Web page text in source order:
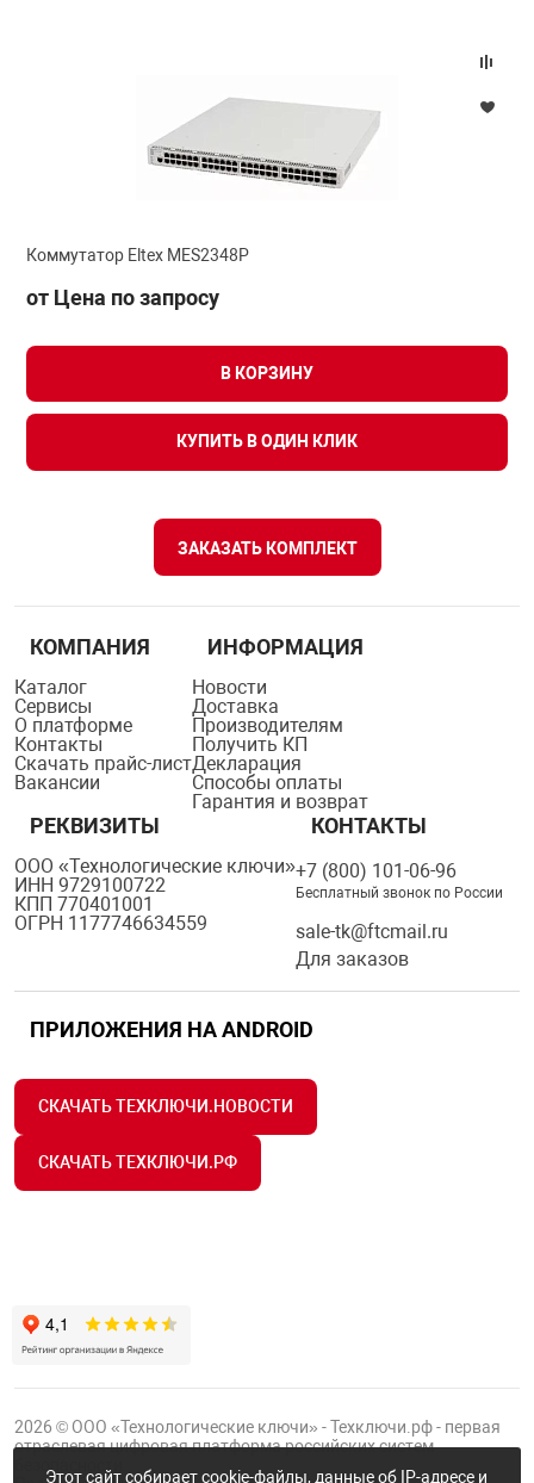
Коммутатор Eltex MES2348P
от Цена по запросу
В КОРЗИНУ
КУПИТЬ В ОДИН КЛИК
ЗАКАЗАТЬ КОМПЛЕКТ
КОМПАНИЯ
Каталог
Сервисы
О платформе
Контакты
Скачать прайс-лист
Вакансии
ИНФОРМАЦИЯ
Новости
Доставка
Производителям
Получить КП
Декларация
Способы оплаты
Гарантия и возврат
РЕКВИЗИТЫ
ООО «Технологические ключи»
ИНН 9729100722
КПП 770401001
ОГРН 1177746634559
КОНТАКТЫ
+7 (800) 101-06-96
Бесплатный звонок по России
sale-tk@ftcmail.ru
Для заказов
ПРИЛОЖЕНИЯ НА ANDROID
СКАЧАТЬ ТЕХКЛЮЧИ.НОВОСТИ
СКАЧАТЬ ТЕХКЛЮЧИ.РФ
2026 © ООО «Технологические ключи» - Техключи.рф - первая
отраслевая цифровая платформа российских систем
Этот сайт собирает cookie-файлы, данные об IP-адресе и